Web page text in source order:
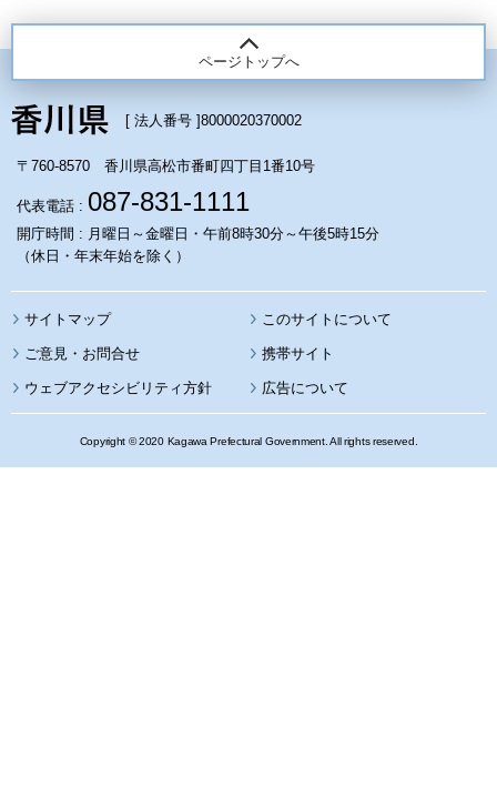
ページトップへ
[ 法人番号 ]8000020370002
〒760-8570 香川県高松市番町四丁目1番10号
代表電話 : 087-831-1111
開庁時間 : 月曜日～金曜日・午前8時30分～午後5時15分
（休日・年末年始を除く）
サイトマップ このサイトについて
携帯サイト
ウェブアクセシビリティ方針 広告について
Copyright © 2020 Kagawa Prefectural Government. All rights reserved.